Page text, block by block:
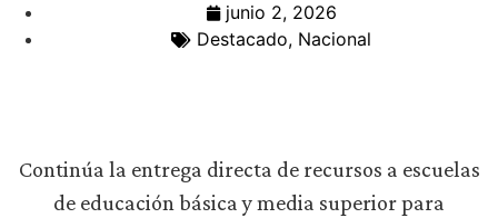
junio 2, 2026
Destacado, Nacional
Continúa la entrega directa de recursos a escuelas
de educación básica y media superior para